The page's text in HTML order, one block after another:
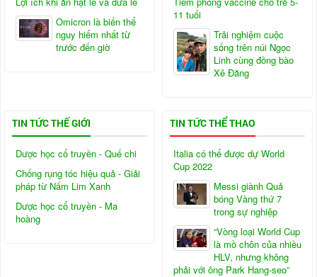
Omicron là biến thể
nguy hiểm nhất từ
trước đến giờ
11 tuổi
Trải nghiệm cuộc
sống trên núi Ngọc
Linh cùng đồng bào
Xê Đăng
TIN TỨC THẾ GIỚI
Dược học cổ truyền - Quế chi
Chống rụng tóc hiệu quả - Giải
pháp từ Nấm Lim Xanh
Dược học cổ truyền - Ma
hoàng
TIN TỨC THỂ THAO
Italia có thể được dự World
Cup 2022
Messi giành Quả
bóng Vàng thứ 7
trong sự nghiệp
“Vòng loại World Cup
là mồ chôn của nhiều
HLV, nhưng không
phải với ông Park Hang-seo”